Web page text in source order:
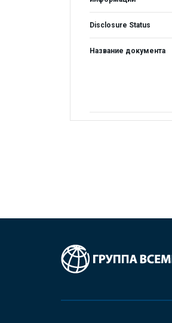
Disclosure Status
Название документа